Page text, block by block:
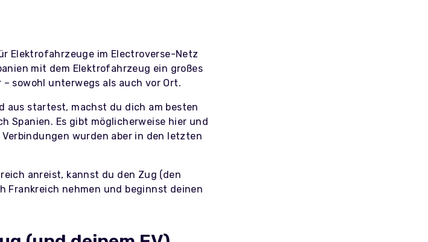
Elektrofahrzeuge im Electroverse-Netz
mit dem Elektrofahrzeug ein großes
sowohl unterwegs als auch vor Ort.
aus startest, machst du dich am besten
Spanien. Es gibt möglicherweise hier und
wurden aber in den letzten
anreist, kannst du den Zug (den
Frankreich nehmen und beginnst deinen